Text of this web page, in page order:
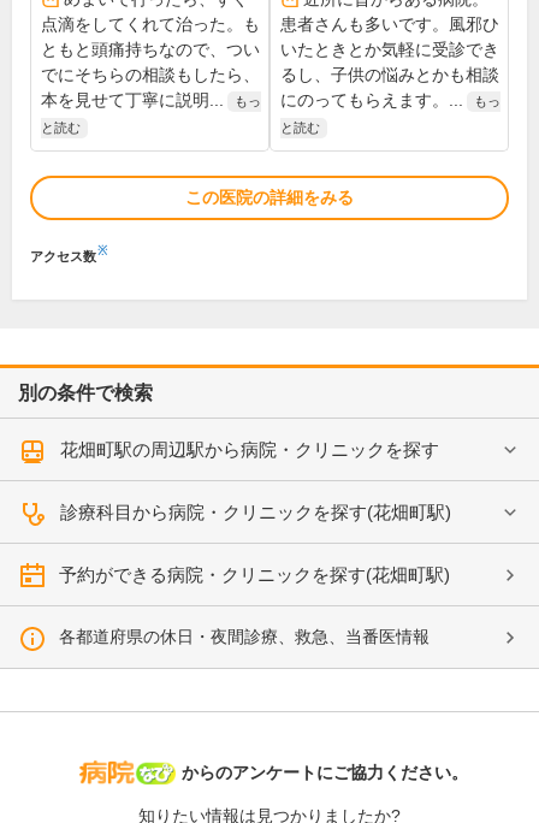
点滴をしてくれて治った。も
ともと頭痛持ちなので、つい
でにそちらの相談もしたら、
本を見せて丁寧に説明...
もっ
と読む
患者さんも多いです。風邪ひ
いたときとか気軽に受診でき
るし、子供の悩みとかも相談
にのってもらえます。...
もっ
と読む
この医院の詳細をみる
アクセス数※
別の条件で検索
花畑町駅の周辺駅から病院・クリニックを探す
診療科目から病院・クリニックを探す(花畑町駅)
予約ができる病院・クリニックを探す(花畑町駅)
各都道府県の休日・夜間診療、救急、当番医情報
病院なび
からのアンケートにご協力ください。
知りたい情報は見つかりましたか?